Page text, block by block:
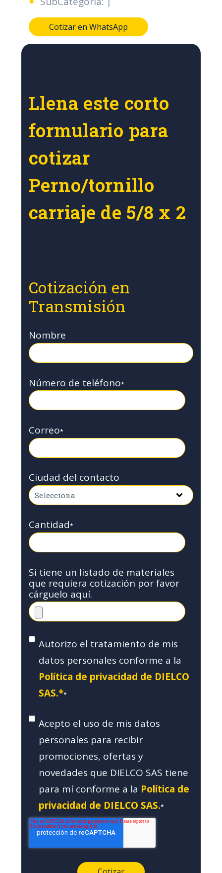
Cotizar en WhatsApp
Llena este corto
formulario para
cotizar
Perno/tornillo
carriaje de 5/8 x 2
Cotización en
Transmisión
Nombre
Número de teléfono*
Correo*
Ciudad del contacto
Cantidad*
Si tiene un listado de materiales
que requiera cotización por favor
cárguelo aquí.
Autorizo el tratamiento de mis
datos personales conforme a la
Política de privacidad de DIELCO
SAS.**
Acepto el uso de mis datos
personales para recibir
promociones, ofertas y
novedades que DIELCO SAS tiene
para mí conforme a la Política de
privacidad de DIELCO SAS.*